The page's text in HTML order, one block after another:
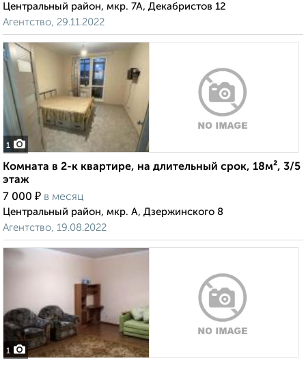
Центральный район, мкр. 7А, Декабристов 12
Агентство, 29.11.2022
1
Комната в 2-к квартире, на длительный срок, 18м², 3/5
этаж
7 000 ₽ в месяц
Центральный район, мкр. А, Дзержинского 8
Агентство, 19.08.2022
1